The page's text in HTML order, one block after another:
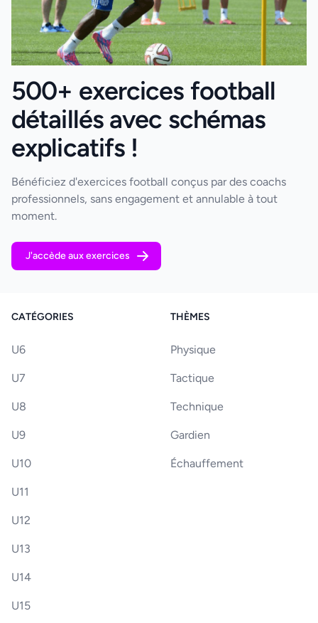
500+ exercices football
détaillés avec schémas
explicatifs !
Bénéficiez d'exercices football conçus par des coachs
professionnels, sans engagement et annulable à tout
moment.
J'accède aux exercices
CATÉGORIES
U6
U7
U8
U9
U10
U11
U12
U13
U14
U15
THÈMES
Physique
Tactique
Technique
Gardien
Échauffement